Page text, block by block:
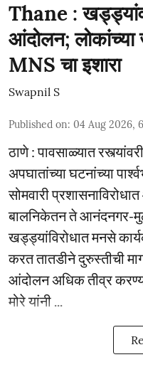
Thane :
आंदोलन; लोकांच्या
MNS चा इशारा
Swapnil S
Published on: 04 Aug 2026,
ठाणे : पावसाळ्यात
अपघातांच्या घटनांच्या
सोमवारी
बालनिकेतन ते आनंदनगर-
खड्ड्यांविरोधात मनसे
करत तातडीने दुरुस्तीची
आंदोलन अधिक तीव्र
मोरे यांनी ...